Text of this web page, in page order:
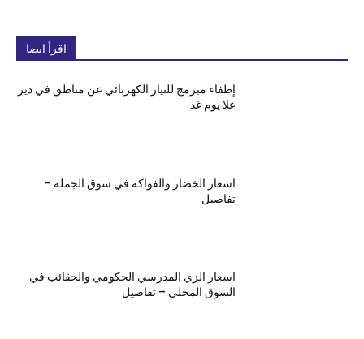
اقرأ ايضا
إطفاء مبرمج للتيار الكهربائي عن مناطق في دير
علا يوم غد
اسعار الخضار والفواكه في سوق الجملة –
تفاصيل
اسعار الزي المدرسي الحكومي والحقائب في
السوق المحلي – تفاصيل